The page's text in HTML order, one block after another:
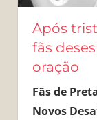
Após
fãs
oração
Fãs de
Novos